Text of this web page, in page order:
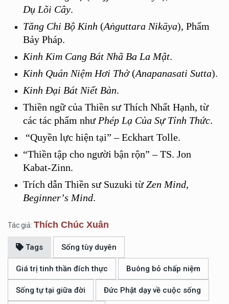
Dụ Lõi Cây.
Tăng Chi Bộ Kinh (Aṅguttara Nikāya), Phẩm
Bảy Pháp.
Kinh Kim Cang Bát Nhã Ba La Mật.
Kinh Quán Niệm Hơi Thở(Anapanasati Sutta).
Kinh Đại Bát Niết Bàn.
Thiền ngữ của Thiền sưThích Nhất Hạnh, từ
các tác phẩm như Phép Lạ Của Sự Tỉnh Thức.
“Quyền lực hiện tại” – Eckhart Tolle.
“Thiền tập cho người bận rộn” – TS. Jon
Kabat-Zinn.
Trích dẫn Thiền sư Suzuki từZen Mind,
Beginner’s Mind.
Tác giả: Thích Chúc Xuân
Tags Sống tùy duyên
Giá trị tinh thần đích thực Buông bỏ chấp niệm
Sống tự tại giữa đời Đức Phật dạy về cuộc sống